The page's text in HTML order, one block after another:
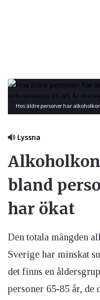
Lyssna
bland
har ökat
Den totala mängden
Sverige har minskat
det finns en
personer 65-85 år,